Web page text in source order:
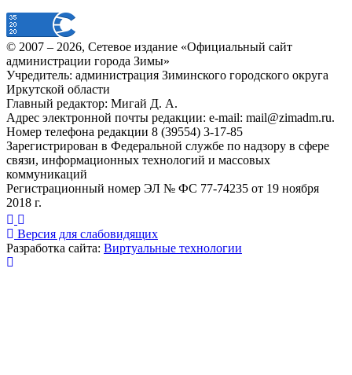
© 2007 – 2026, Сетевое издание «Официальный сайт
администрации города Зимы»
Учредитель: администрация Зиминского городского округа
Иркутской области
Главный редактор: Мигай Д. А.
Адрес электронной почты редакции: e-mail: mail@zimadm.ru.
Номер телефона редакции 8 (39554) 3-17-85
Зарегистрирован в Федеральной службе по надзору в сфере
связи, информационных технологий и массовых
коммуникаций
Регистрационный номер ЭЛ № ФС 77-74235 от 19 ноября
2018 г.
Версия для слабовидящих
Разработка сайта: Виртуальные технологии